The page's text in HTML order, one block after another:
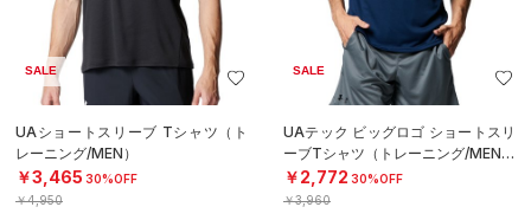
SALE
UAショートスリーブ Tシャツ（ト
レーニング/MEN）
￥3,465 30%OFF
￥4,950
SALE
UAテック ビッグロゴ ショートスリ
ーブTシャツ（トレーニング/MEN）
￥2,772 30%OFF
￥3,960